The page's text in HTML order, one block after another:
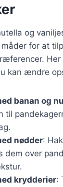
og
for at
Her
kan ændre
banan og
til
nødder:
dem over
krydderier: